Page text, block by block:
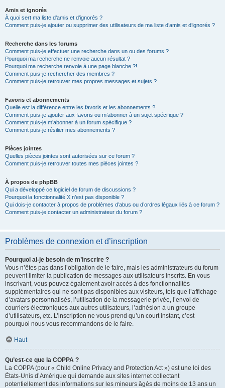
Amis et ignorés
À quoi sert ma liste d’amis et d’ignorés ?
Comment puis-je ajouter ou supprimer des utilisateurs de ma liste d’amis et d’ignorés ?
Recherche dans les forums
Comment puis-je effectuer une recherche dans un ou des forums ?
Pourquoi ma recherche ne renvoie aucun résultat ?
Pourquoi ma recherche renvoie à une page blanche ?!
Comment puis-je rechercher des membres ?
Comment puis-je retrouver mes propres messages et sujets ?
Favoris et abonnements
Quelle est la différence entre les favoris et les abonnements ?
Comment puis-je ajouter aux favoris ou m’abonner à un sujet spécifique ?
Comment puis-je m’abonner à un forum spécifique ?
Comment puis-je résilier mes abonnements ?
Pièces jointes
Quelles pièces jointes sont autorisées sur ce forum ?
Comment puis-je retrouver toutes mes pièces jointes ?
À propos de phpBB
Qui a développé ce logiciel de forum de discussions ?
Pourquoi la fonctionnalité X n’est pas disponible ?
Qui dois-je contacter à propos de problèmes d’abus ou d’ordres légaux liés à ce forum ?
Comment puis-je contacter un administrateur du forum ?
Problèmes de connexion et d’inscription
Pourquoi ai-je besoin de m’inscrire ?
Vous n’êtes pas dans l’obligation de le faire, mais les administrateurs du forum
peuvent limiter la publication de messages aux utilisateurs inscrits. En vous
inscrivant, vous pouvez également avoir accès à des fonctionnalités
supplémentaires qui ne sont pas disponibles aux visiteurs, tels que l’affichage
d’avatars personnalisés, l’utilisation de la messagerie privée, l’envoi de
courriers électroniques aux autres utilisateurs, l’adhésion à un groupe
d’utilisateurs, etc. L’inscription ne vous prend qu’un court instant, c’est
pourquoi nous vous recommandons de le faire.
Haut
Qu’est-ce que la COPPA ?
La COPPA (pour « Child Online Privacy and Protection Act ») est une loi des
États-Unis d’Amérique qui demande aux sites internet collectant
potentiellement des informations sur les mineurs âgés de moins de 13 ans un